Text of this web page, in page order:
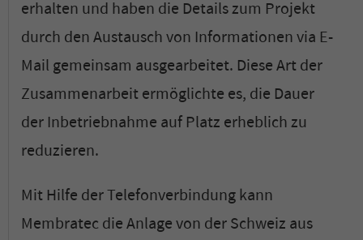
erhalten und haben die Details zum Projekt
durch den Austausch von Informationen via E-
Mail gemeinsam ausgearbeitet. Diese Art der
Zusammenarbeit ermöglichte es, die Dauer
der Inbetriebnahme auf Platz erheblich zu
reduzieren.
Mit Hilfe der Telefonverbindung kann
Membratec die Anlage von der Schweiz aus